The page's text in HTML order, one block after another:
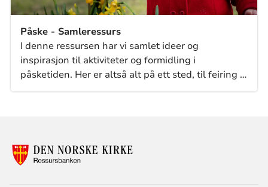
Påske - Samleressurs
I denne ressursen har vi samlet ideer og
inspirasjon til aktiviteter og formidling i
påsketiden. Her er altså alt på ett sted, til feiring i
kirke, hjemme, ute eller inne.